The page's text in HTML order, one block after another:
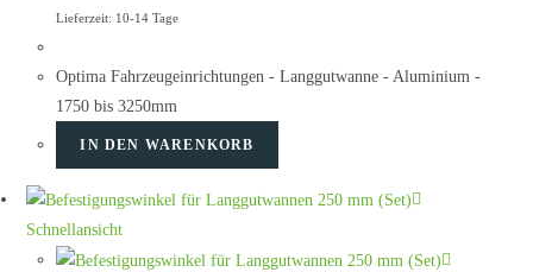
Lieferzeit: 10-14 Tage
Optima Fahrzeugeinrichtungen - Langgutwanne - Aluminium -
1750 bis 3250mm
IN DEN WARENKORB
Schnellansicht